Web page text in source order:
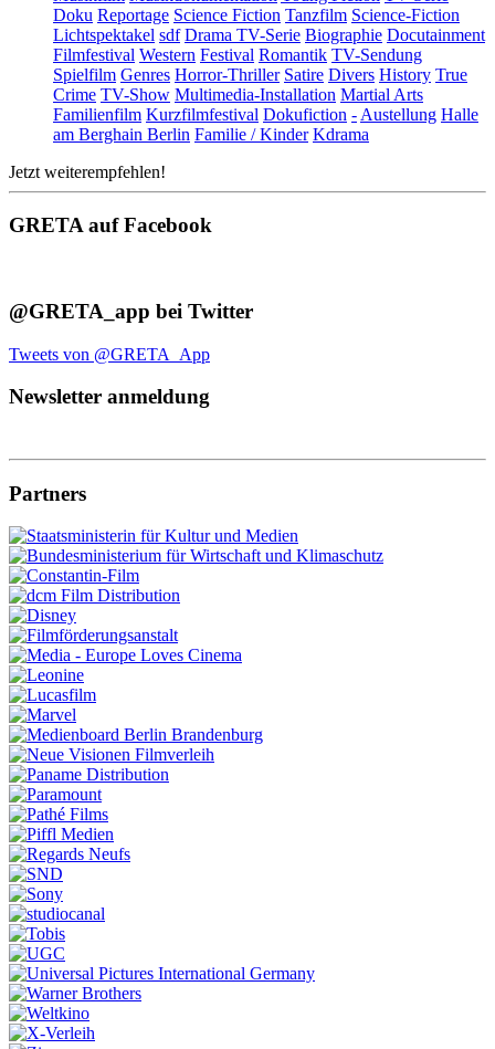
Doku Reportage Science Fiction Tanzfilm Science-Fiction
Lichtspektakel sdf Drama TV-Serie Biographie Docutainment
Filmfestival Western Festival Romantik TV-Sendung
Spielfilm Genres Horror-Thriller Satire Divers History True
Crime TV-Show Multimedia-Installation Martial Arts
Familienfilm Kurzfilmfestival Dokufiction - Austellung Halle
am Berghain Berlin Familie / Kinder Kdrama
Jetzt weiterempfehlen!
GRETA auf Facebook
@GRETA_app bei Twitter
Tweets von @GRETA_App
Newsletter anmeldung
Partners